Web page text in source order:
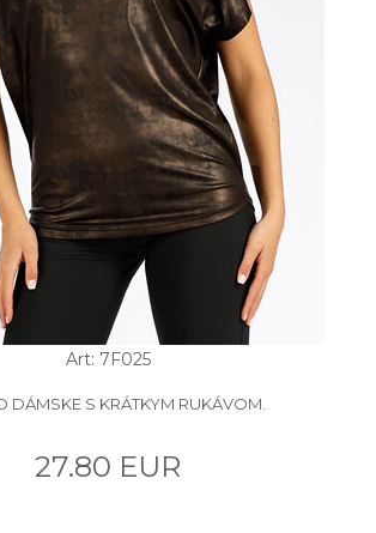
Art: 7F025
DÁMSKE S KRÁTKYM RUKÁVOM.
27.80 EUR